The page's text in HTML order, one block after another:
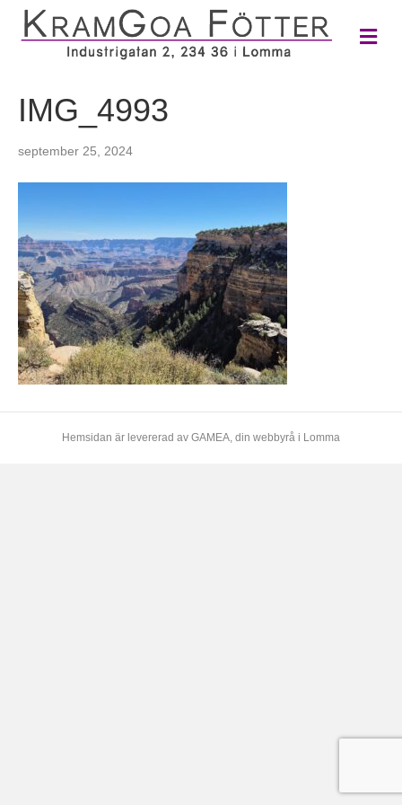
M
e
IMG_4993
september 25, 2024
Hemsidan är levererad av GAMEA, din webbyrå i Lomma